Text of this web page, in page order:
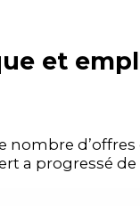
et
nombre
a progressé de